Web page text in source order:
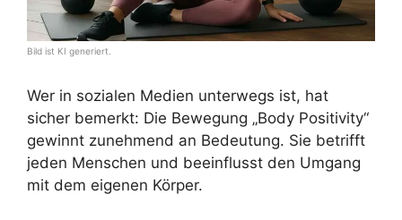
Bild ist KI generiert.
Wer in sozialen Medien unterwegs ist, hat
sicher bemerkt: Die Bewegung „Body Positivity“
gewinnt zunehmend an Bedeutung. Sie betrifft
jeden Menschen und beeinflusst den Umgang
mit dem eigenen Körper.